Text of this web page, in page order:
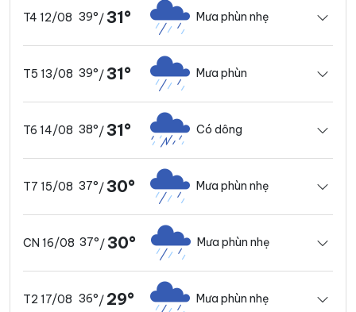
T4 12/08 39°/31° Mưa phùn nhẹ
T5 13/08 39°/31° Mưa phùn
T6 14/08 38°/31° Có dông
T7 15/08 37°/30° Mưa phùn nhẹ
CN 16/08 37°/30° Mưa phùn nhẹ
T2 17/08 36°/ 29° Mưa phùn nhẹ